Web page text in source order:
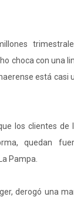
choca con una
está casi
los clientes
quedan
Pampa.
derogó una